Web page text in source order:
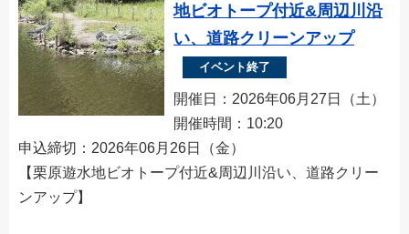
地ビオトープ付近&周辺川沿
い、道路クリーンアップ
イベント終了
開催日：2026年06月27日（土）
開催時間：10:20
申込締切：2026年06月26日（金）
【栗原遊水地ビオトープ付近&周辺川沿い、道路クリー
ンアップ】